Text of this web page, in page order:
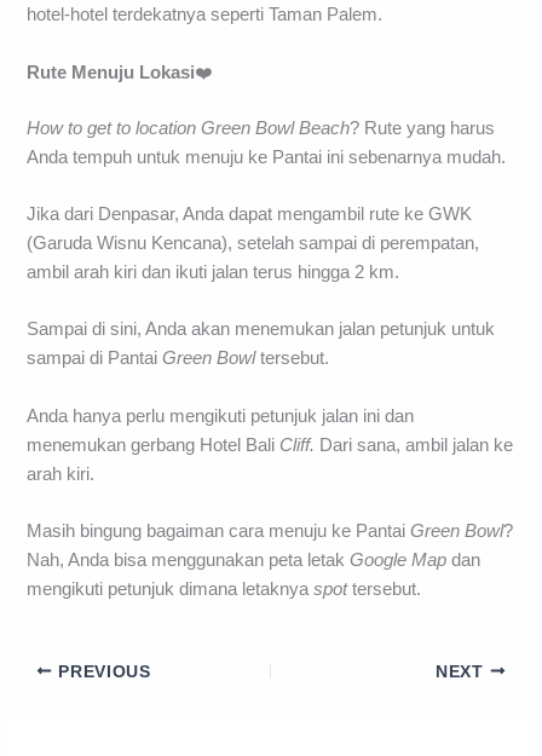
hotel-hotel terdekatnya seperti Taman Palem.
Rute Menuju Lokasi❤️
How to get to location Green Bowl Beach? Rute yang harus
Anda tempuh untuk menuju ke Pantai ini sebenarnya mudah.
Jika dari Denpasar, Anda dapat mengambil rute ke GWK
(Garuda Wisnu Kencana), setelah sampai di perempatan,
ambil arah kiri dan ikuti jalan terus hingga 2 km.
Sampai di sini, Anda akan menemukan jalan petunjuk untuk
sampai di PantaiGreen Bowltersebut.
Anda hanya perlu mengikuti petunjuk jalan ini dan
menemukan gerbang Hotel Bali Cliff. Dari sana, ambil jalan ke
arah kiri.
Masih bingung bagaiman cara menuju ke PantaiGreen Bowl?
Nah, Anda bisa menggunakan peta letakGoogle Map dan
mengikuti petunjuk dimana letaknyaspottersebut.
PREVIOUS NEXT